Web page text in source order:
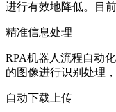
进行有效地降低。目
精准信息处理
RPA机器人流程自动
的图像进行识别处理
自动下载上传